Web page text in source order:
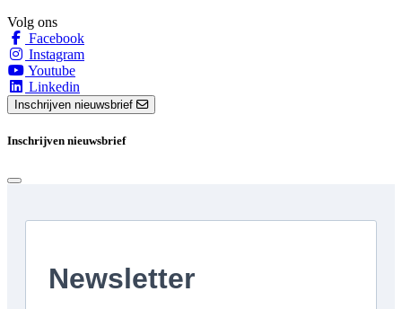
Volg ons
Facebook
Instagram
Youtube
Linkedin
Inschrijven nieuwsbrief
Inschrijven nieuwsbrief